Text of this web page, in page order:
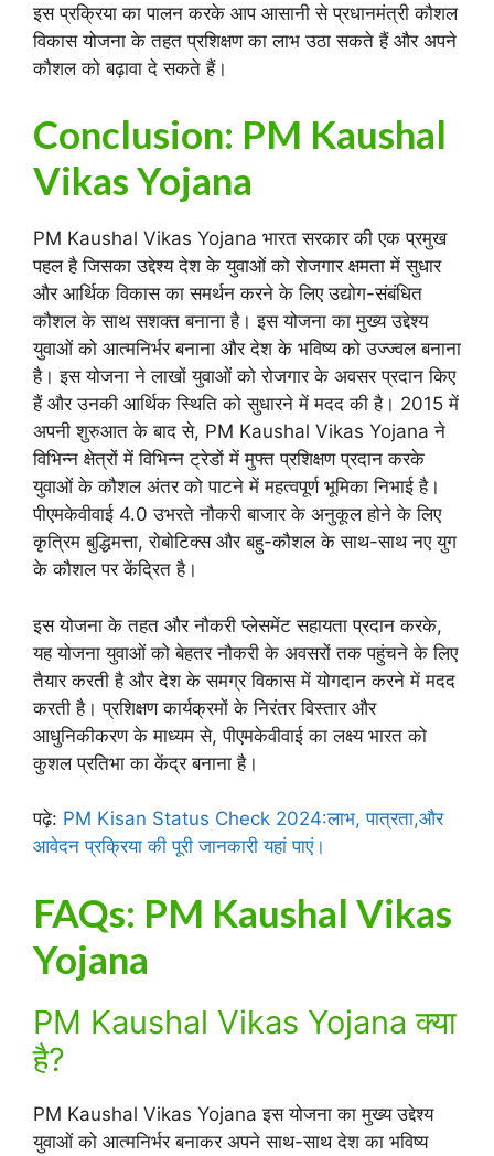
इस प्रक्रिया का पालन करके आप आसानी से प्रधानमंत्री कौशल
विकास योजना के तहत प्रशिक्षण का लाभ उठा सकते हैं और अपने
कौशल को बढ़ावा दे सकते हैं।
Conclusion: PM Kaushal
Vikas Yojana
PM Kaushal Vikas Yojana भारत सरकार की एक प्रमुख
पहल है जिसका उद्देश्य देश के युवाओं को रोजगार क्षमता में सुधार
और आर्थिक विकास का समर्थन करने के लिए उद्योग-संबंधित
कौशल के साथ सशक्त बनाना है। इस योजना का मुख्य उद्देश्य
युवाओं को आत्मनिर्भर बनाना और देश के भविष्य को उज्ज्वल बनाना
है। इस योजना ने लाखों युवाओं को रोजगार के अवसर प्रदान किए
हैं और उनकी आर्थिक स्थिति को सुधारने में मदद की है। 2015 में
अपनी शुरुआत के बाद से, PM Kaushal Vikas Yojana ने
विभिन्न क्षेत्रों में विभिन्न ट्रेडों में मुफ्त प्रशिक्षण प्रदान करके
युवाओं के कौशल अंतर को पाटने में महत्वपूर्ण भूमिका निभाई है।
पीएमकेवीवाई 4.0 उभरते नौकरी बाजार के अनुकूल होने के लिए
कृत्रिम बुद्धिमत्ता, रोबोटिक्स और बहु-कौशल के साथ-साथ नए युग
के कौशल पर केंद्रित है।
इस योजना के तहत और नौकरी प्लेसमेंट सहायता प्रदान करके,
यह योजना युवाओं को बेहतर नौकरी के अवसरों तक पहुंचने के लिए
तैयार करती है और देश के समग्र विकास में योगदान करने में मदद
करती है। प्रशिक्षण कार्यक्रमों के निरंतर विस्तार और
आधुनिकीकरण के माध्यम से, पीएमकेवीवाई का लक्ष्य भारत को
कुशल प्रतिभा का केंद्र बनाना है।
पढ़े: PM Kisan Status Check 2024:लाभ, पात्रता,और
आवेदन प्रक्रिया की पूरी जानकारी यहां पाएं।
FAQs: PM Kaushal Vikas
Yojana
PM Kaushal Vikas Yojana क्या
है?
PM Kaushal Vikas Yojana इस योजना का मुख्य उद्देश्य
युवाओं को आत्मनिर्भर बनाकर अपने साथ-साथ देश का भविष्य